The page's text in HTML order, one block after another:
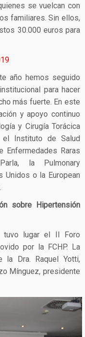
se vuelcan con
familiares. Sin ellos,
30.000 euros para
año hemos seguido
para hacer
más fuerte. En este
y apoyo continuo
y Cirugía Torácica
el Instituto de Salud
Enfermedades Raras
la Pulmonary
Unidos o la European
sobre Hipertensión
lugar el II Foro
por la FCHP. La
la Dra. Raquel Yotti,
Mínguez, presidente